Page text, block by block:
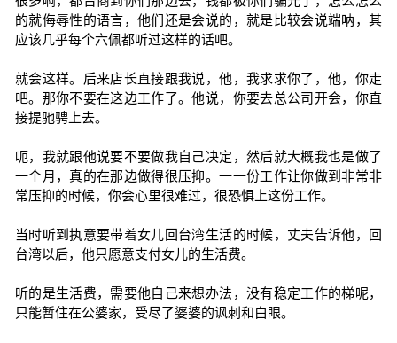
的就侮辱性的语言，他们还是会说的，就是比较会说端呐，其
应该几乎每个六佩都听过这样的话吧。
就会这样。后来店长直接跟我说，他，我求求你了，他，你走
吧。那你不要在这边工作了。他说，你要去总公司开会，你直
接提驰骋上去。
呃，我就跟他说要不要做我自己决定，然后就大概我也是做了
一个月，真的在那边做得很压抑。一一份工作让你做到非常非
常压抑的时候，你会心里很难过，很恐惧上这份工作。
当时听到执意要带着女儿回台湾生活的时候，丈夫告诉他，回
台湾以后，他只愿意支付女儿的生活费。
听的是生活费，需要他自己来想办法，没有稳定工作的梯呢，
只能暂住在公婆家，受尽了婆婆的讽刺和白眼。